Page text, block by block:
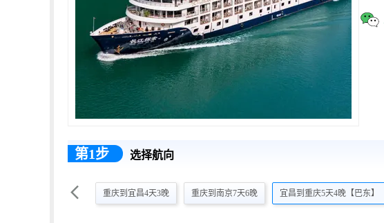
第1步 选择航向
 重庆到宜昌4天3晚 重庆到南京7天6晚 宜昌到重庆5天4晚【巴东】